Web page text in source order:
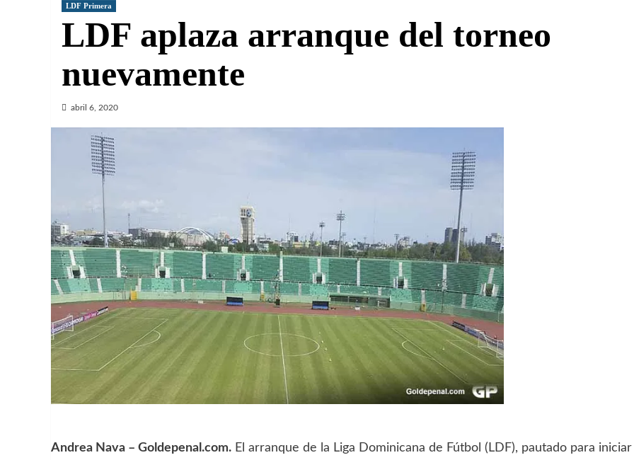
LDF Primera
LDF aplaza arranque del torneo
nuevamente
abril 6, 2020
Andrea Nava – Goldepenal.com. El arranque de la Liga Dominicana de Fútbol (LDF), pautado para iniciar